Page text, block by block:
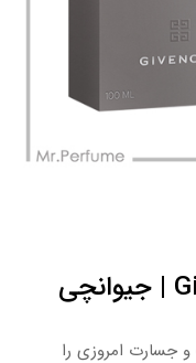
Givenchy Gentlemen Only | جیوانچی
جسارت امروزی را